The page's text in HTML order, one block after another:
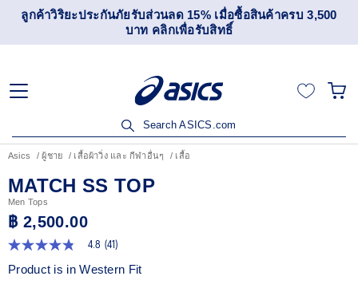
ลูกค้าวิริยะประกันภัยรับส่วนลด 15% เมื่อซื้อสินค้าครบ 3,500
บาท คลิกเพื่อรับสิทธิ์
Search ASICS.com
Asics ผู้ชาย เสื้อผ้าวิ่ง และ กีฬาอื่นๆ เสื้อ
MATCH SS TOP
Men Tops
฿ 2,500.00
4.8
จาก
5
4.8 (41)
Product is in Western Fit